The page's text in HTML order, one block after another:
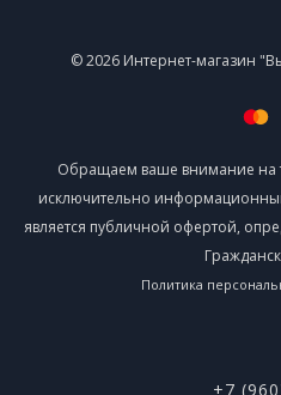
© 2026 Интернет-магазин
Обращаем ваше внимание на
исключительно
является публичной офертой,
Политика
+7